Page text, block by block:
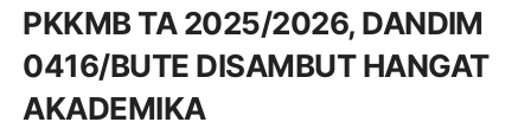
PKKMB TA 2025/2026, DANDIM
0416/BUTE DISAMBUT HANGAT
AKADEMIKA